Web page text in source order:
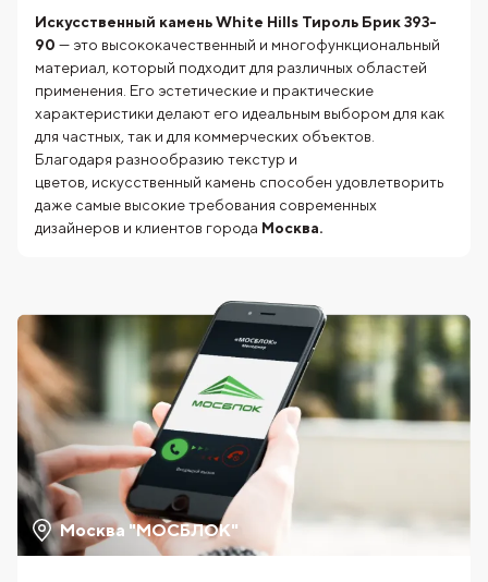
Искусственный камень White Hills Тироль Брик 393-
90 — это высококачественный и многофункциональный
материал, который подходит для различных областей
применения. Его эстетические и практические
характеристики делают его идеальным выбором для как
для частных, так и для коммерческих объектов.
Благодаря разнообразию текстур и
цветов, искусственный камень способен удовлетворить
даже самые высокие требования современных
дизайнеров и клиентов города Москва.
Москва "МОСБЛОК"